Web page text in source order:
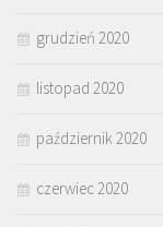
grudzień 2020
listopad 2020
październik 2020
czerwiec 2020